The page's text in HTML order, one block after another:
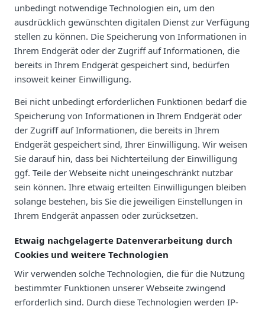
unbedingt notwendige Technologien ein, um den
ausdrücklich gewünschten digitalen Dienst zur Verfügung
stellen zu können. Die Speicherung von Informationen in
Ihrem Endgerät oder der Zugriff auf Informationen, die
bereits in Ihrem Endgerät gespeichert sind, bedürfen
insoweit keiner Einwilligung.
Bei nicht unbedingt erforderlichen Funktionen bedarf die
Speicherung von Informationen in Ihrem Endgerät oder
der Zugriff auf Informationen, die bereits in Ihrem
Endgerät gespeichert sind, Ihrer Einwilligung. Wir weisen
Sie darauf hin, dass bei Nichterteilung der Einwilligung
ggf. Teile der Webseite nicht uneingeschränkt nutzbar
sein können. Ihre etwaig erteilten Einwilligungen bleiben
solange bestehen, bis Sie die jeweiligen Einstellungen in
Ihrem Endgerät anpassen oder zurücksetzen.
Etwaig nachgelagerte Datenverarbeitung durch
Cookies und weitere Technologien
Wir verwenden solche Technologien, die für die Nutzung
bestimmter Funktionen unserer Webseite zwingend
erforderlich sind. Durch diese Technologien werden IP-